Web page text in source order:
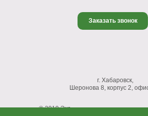
© 2019 Эко-
Заказать звонок
г. Хабаровск,
Шеронова 8, корпус 2,